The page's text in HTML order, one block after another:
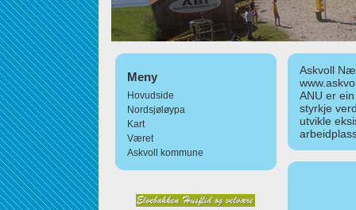
Meny
Hovudside
Nordsjøløypa
Kart
Været
Askvoll kommune
Askvoll
ANU er
styrkje
utvikle